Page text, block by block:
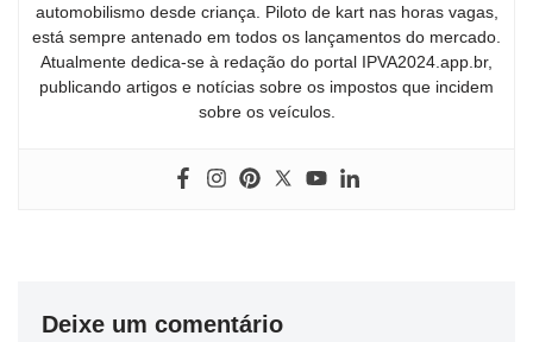
automobilismo desde criança. Piloto de kart nas horas vagas,
está sempre antenado em todos os lançamentos do mercado.
Atualmente dedica-se à redação do portal IPVA2024.app.br,
publicando artigos e notícias sobre os impostos que incidem
sobre os veículos.
Deixe um comentário